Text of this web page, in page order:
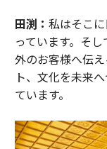
田渕： 私はそこ
っています。そ
外のお客様へ伝
ト、文化を未来
ています。